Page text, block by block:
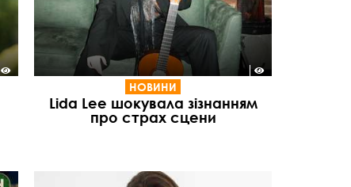
НОВИНИ
Lida Lee шокувала зізнанням
про страх сцени